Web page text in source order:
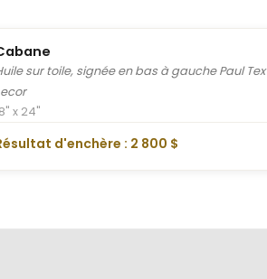
sur toile, signée en bas à gauche Paul Tex
x 24"
d'enchère : 2 800 $